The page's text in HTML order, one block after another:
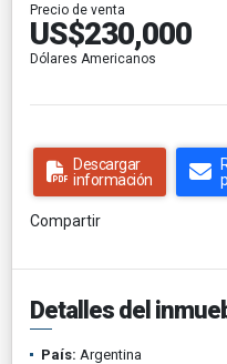
Precio de venta
US$230,000
Dólares Americanos
Descargar
información
Compartir
Detalles del
País: Argentina